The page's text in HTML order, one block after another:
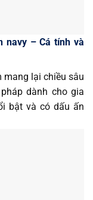
navy – Cá tính và
lại chiều sâu
dành cho gia
bật và có dấu ấn